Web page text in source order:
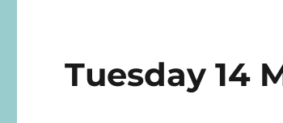
Tuesday 14